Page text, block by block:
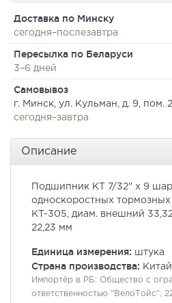
Доставка по Минску
сегодня–послезавтра
Пересылка по Беларуси
3–6 дней
Самовывоз
г. Минск, ул. Кульман, д. 9, пом.
сегодня–завтра
Описание
Подшипник KT 7/32" х 9
односкоростных тормозных
KT-305, диам. внешний
22,23 мм
Единица измерения: штука
Страна производства: Китай
Импортёр в РБ: Общество с
ответственностью "ВелоТойс",